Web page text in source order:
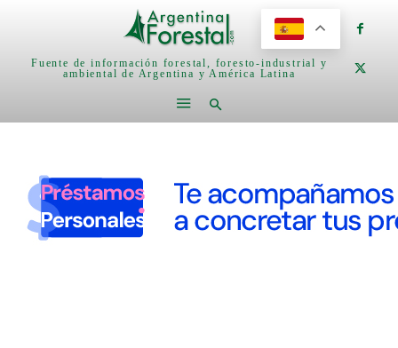
Fuente de información forestal, foresto-industrial y
ambiental de Argentina y América Latina